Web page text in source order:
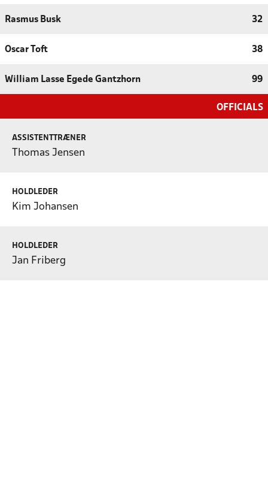
Rasmus Busk 32
Oscar Toft 38
William Lasse Egede Gantzhorn 99
OFFICIALS
ASSISTENTTRÆNER
Thomas Jensen
HOLDLEDER
Kim Johansen
HOLDLEDER
Jan Friberg